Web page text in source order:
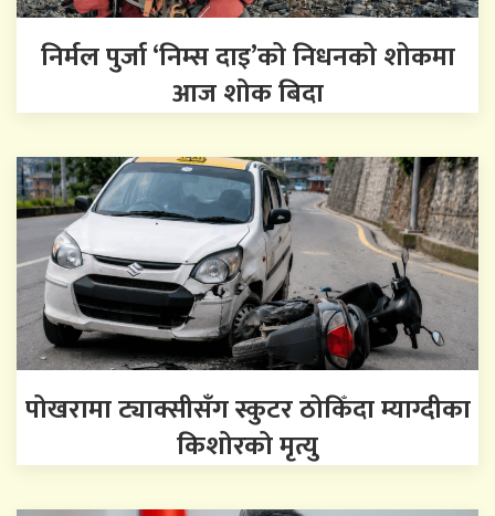
निर्मल पुर्जा ‘निम्स दाइ’को निधनको शोकमा
आज शोक बिदा
पोखरामा ट्याक्सीसँग स्कुटर ठोकिँदा म्याग्दीका
किशोरको मृत्यु